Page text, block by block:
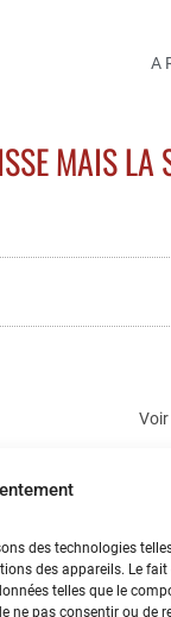
des technologies
des appareils. Le fait
telles que le
ne pas consentir ou de
MAIS LA
Voir